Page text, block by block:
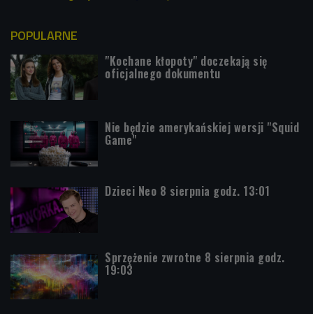
POPULARNE
"Kochane kłopoty" doczekają się
oficjalnego dokumentu
Nie będzie amerykańskiej wersji "Squid
Game"
Dzieci Neo 8 sierpnia godz. 13:01
Sprzężenie zwrotne 8 sierpnia godz.
19:03